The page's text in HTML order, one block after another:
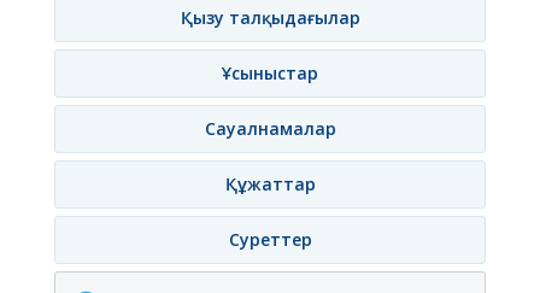
Қызу талқыдағылар
Ұсыныстар
Сауалнамалар
Құжаттар
Суреттер